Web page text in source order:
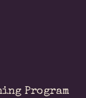
Program